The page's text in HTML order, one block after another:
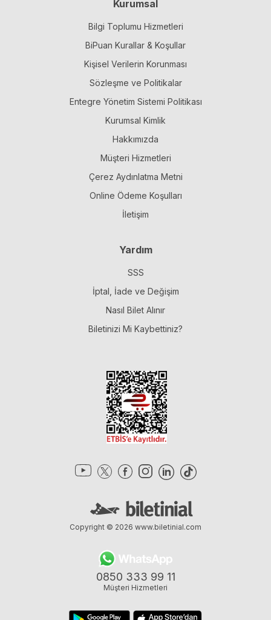
Kurumsal
Bilgi Toplumu Hizmetleri
BiPuan Kurallar & Koşullar
Kişisel Verilerin Korunması
Sözleşme ve Politikalar
Entegre Yönetim Sistemi Politikası
Kurumsal Kimlik
Hakkımızda
Müşteri Hizmetleri
Çerez Aydınlatma Metni
Online Ödeme Koşulları
İletişim
Yardım
SSS
İptal, İade ve Değişim
Nasıl Bilet Alınır
Biletinizi Mi Kaybettiniz?
0850 333 99 11
Müşteri Hizmetleri
Copyright © 2026 www.biletinial.com